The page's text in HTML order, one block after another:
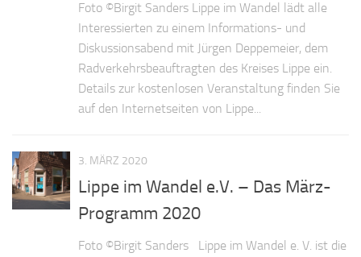
Foto ©Birgit Sanders Lippe im Wandel lädt alle
Interessierten zu einem Informations- und
Diskussionsabend mit Jürgen Deppemeier, dem
Radverkehrsbeauftragten des Kreises Lippe ein.
Details zur kostenlosen Veranstaltung finden Sie
auf den Internetseiten von Lippe...
3. MÄRZ 2020
Lippe im Wandel e.V. – Das März-
Programm 2020
Foto ©Birgit Sanders Lippe im Wandel e. V. ist die